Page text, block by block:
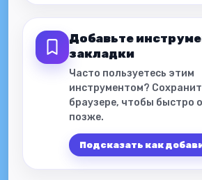
Добавьте
закладки
Часто пользуетесь этим
инструментом?
браузере, чтобы быстро
позже.
Подсказать как